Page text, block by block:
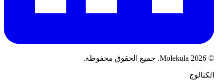
© 2026 Molekula. جميع الحقوق محفوظة.
الكتالوج